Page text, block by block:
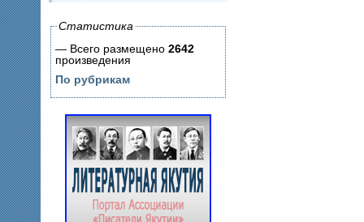
Статистика
— Всего размещено 2642
произведения
По рубрикам